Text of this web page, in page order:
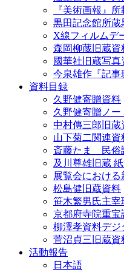
『美術画報』
黒田記念館所
X線フィルムデ
森岡柳蔵旧蔵資
國華社旧蔵写
今泉雄作『記事
資料目録
久野健寄贈資料
久野健寄贈ノー
中村傳三郎旧蔵
山下菊二関連資
斎藤たま 民俗
及川尊雄旧蔵
展覧会におけ
松島健旧蔵資料
笹木繁男氏主宰
京都府寺院重宝
柳澤孝資料デジ
菅沼貞三旧蔵資
活動報告
日本語